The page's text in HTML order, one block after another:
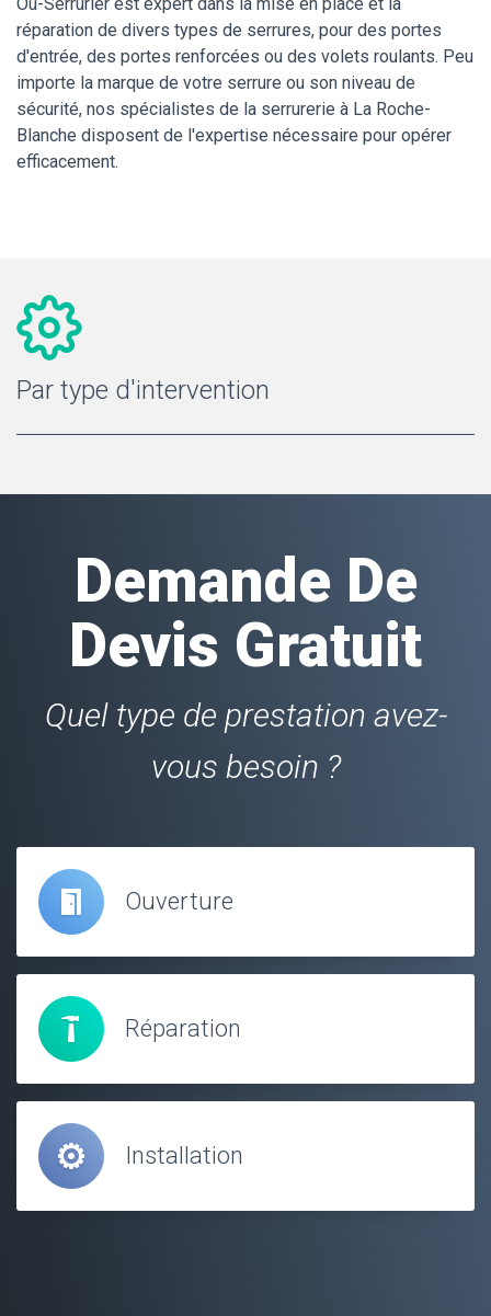
réparation de divers types de serrures, pour des portes
d'entrée, des portes renforcées ou des volets roulants. Peu
importe la marque de votre serrure ou son niveau de
sécurité, nos spécialistes de la serrurerie à La Roche-
Blanche disposent de l'expertise nécessaire pour opérer
efficacement.
Par type d'intervention
Demande De
Devis Gratuit
Quel type de prestation avez-
vous besoin ?
Ouverture
Réparation
Installation